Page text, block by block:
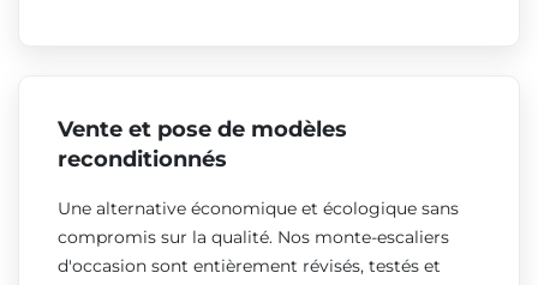
Vente et pose de modèles
reconditionnés
Une alternative économique et écologique sans
compromis sur la qualité. Nos monte-escaliers
d'occasion sont entièrement révisés, testés et